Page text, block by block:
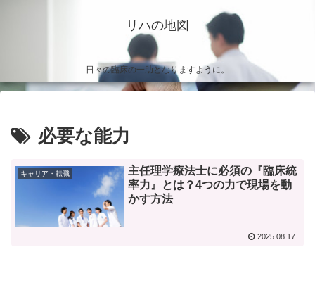
リハの地図
日々の臨床の一助となりますように。
必要な能力
キャリア・転職
主任理学療法士に必須の『臨床統
率力』とは？4つの力で現場を動
かす方法
2025.08.17